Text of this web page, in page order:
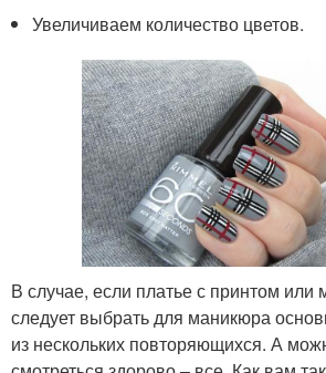
Увеличиваем количество цветов.
В случае, если платье с принтом или
следует выбрать для маникюра
из нескольких повторяющихся. А